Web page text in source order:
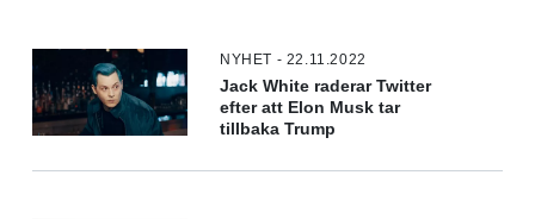
NYHET - 22.11.2022
Jack White raderar Twitter
efter att Elon Musk tar
tillbaka Trump